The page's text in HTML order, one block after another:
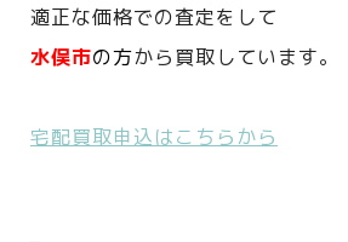
適正な価格での査定をして
水俣市の方から買取しています。
宅配買取申込はこちらから